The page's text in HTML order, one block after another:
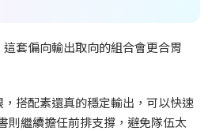
套偏向輸出取向的組合會更合胃
搭配素還真的穩定輸出，可以快速
則繼續擔任前排支撐，避免隊伍太